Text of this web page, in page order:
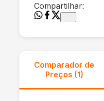
Compartilhar:
Comparador de
Preços (1)